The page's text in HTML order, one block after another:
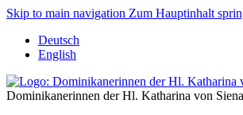
Skip to main navigation Zum Hauptinhalt
Deutsch
English
Dominikanerinnen der Hl. Katharina von